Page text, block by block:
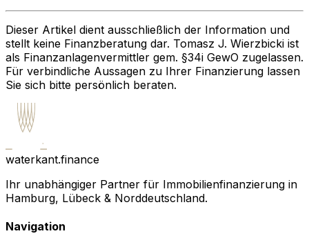
Dieser Artikel dient ausschließlich der Information und
stellt keine Finanzberatung dar. Tomasz J. Wierzbicki ist
als Finanzanlagenvermittler gem. §34i GewO zugelassen.
Für verbindliche Aussagen zu Ihrer Finanzierung lassen
Sie sich bitte persönlich beraten.
waterkant.finance
Ihr unabhängiger Partner für Immobilienfinanzierung in
Hamburg, Lübeck & Norddeutschland.
Navigation